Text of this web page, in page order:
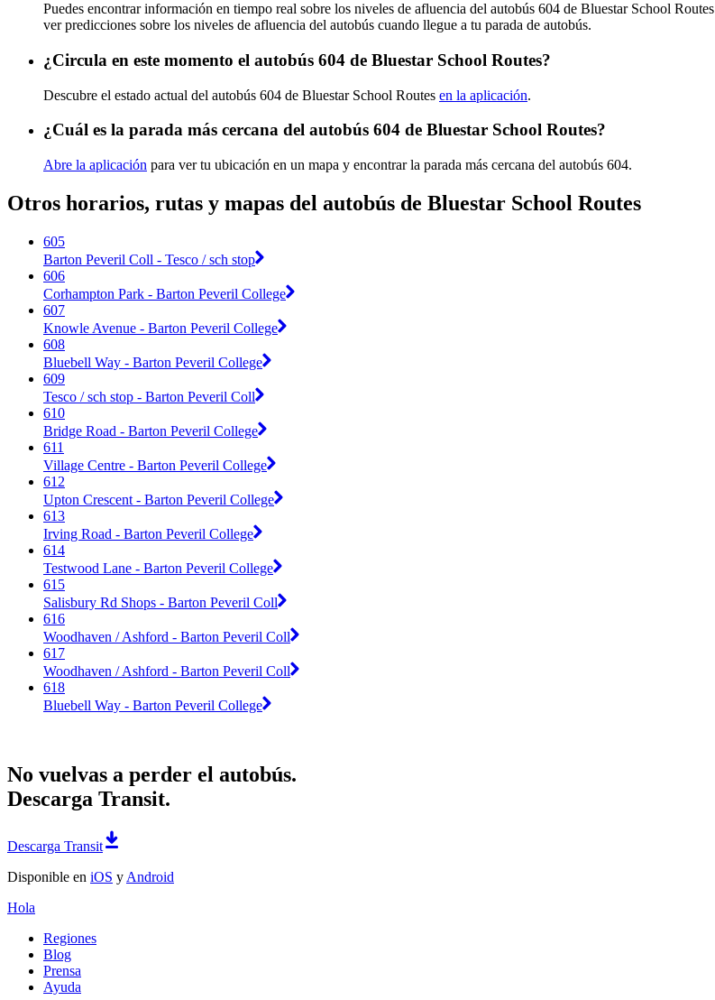
Puedes encontrar información en tiempo real sobre los niveles de afluencia del autobús 604 de Bluestar School Routes
ver predicciones sobre los niveles de afluencia del autobús cuando llegue a tu parada de autobús.
¿Circula en este momento el autobús 604 de Bluestar School Routes?
Descubre el estado actual del autobús 604 de Bluestar School Routes en la aplicación.
¿Cuál es la parada más cercana del autobús 604 de Bluestar School Routes?
Abre la aplicación para ver tu ubicación en un mapa y encontrar la parada más cercana del autobús 604.
Otros horarios, rutas y mapas del autobús de Bluestar School Routes
605
Barton Peveril Coll - Tesco / sch stop
606
Corhampton Park - Barton Peveril College
607
Knowle Avenue - Barton Peveril College
608
Bluebell Way - Barton Peveril College
609
Tesco / sch stop - Barton Peveril Coll
610
Bridge Road - Barton Peveril College
611
Village Centre - Barton Peveril College
612
Upton Crescent - Barton Peveril College
613
Irving Road - Barton Peveril College
614
Testwood Lane - Barton Peveril College
615
Salisbury Rd Shops - Barton Peveril Coll
616
Woodhaven / Ashford - Barton Peveril Coll
617
Woodhaven / Ashford - Barton Peveril Coll
618
Bluebell Way - Barton Peveril College
No vuelvas a perder el autobús.
Descarga Transit.
Descarga Transit
Disponible en iOS y Android
Hola
Regiones
Blog
Prensa
Ayuda